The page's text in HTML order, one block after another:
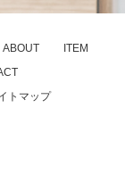
ABOUT
ITEM
トマップ